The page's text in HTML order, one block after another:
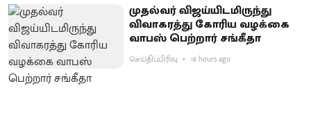
முதல்வர் விஜய்யிடமிருந்து
விவாகரத்து கோரிய வழக்கை
வாபஸ் பெற்றார் சங்கீதா
செய்திப்பிரிவு 18 hours ago